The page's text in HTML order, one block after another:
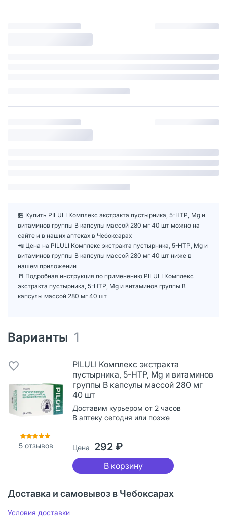
🏪 Купить PILULI Комплекс экстракта пустырника, 5-НТР, Mg и
витаминов группы В капсулы массой 280 мг 40 шт можно на
сайте и в наших аптеках в Чебоксарах
📲 Цена на PILULI Комплекс экстракта пустырника, 5-НТР, Mg и
витаминов группы В капсулы массой 280 мг 40 шт ниже в
нашем приложении
📒 Подробная инструкция по применению PILULI Комплекс
экстракта пустырника, 5-НТР, Mg и витаминов группы В
капсулы массой 280 мг 40 шт
Варианты 1
5 отзывов
PILULI Комплекс экстракта
пустырника, 5-НТР, Mg и витаминов
группы В капсулы массой 280 мг
40 шт
Доставим курьером от 2 часов
В аптеку сегодня или позже
Цена 292 ₽
В корзину
Доставка и самовывоз в Чебоксарах
Условия доставки